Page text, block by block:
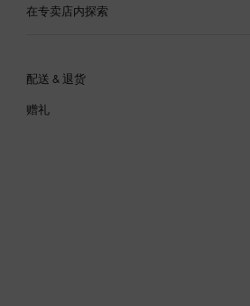
在专卖店内探索
配送 & 退货
赠礼